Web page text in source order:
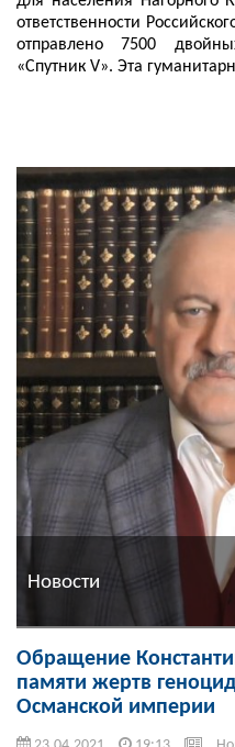
ответственности
отправлено 7500
«Спутник V». Эта
Новости
Обращение
памяти жертв
Османской империи